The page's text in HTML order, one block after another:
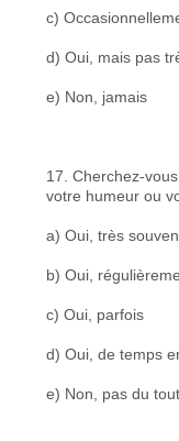
c)
d) Oui, mais pas
e) Non, jamais
17. Cherchez-
votre humeur ou
a) Oui, très
b) Oui,
c) Oui, parfois
d) Oui, de temps
e) Non, pas du tout